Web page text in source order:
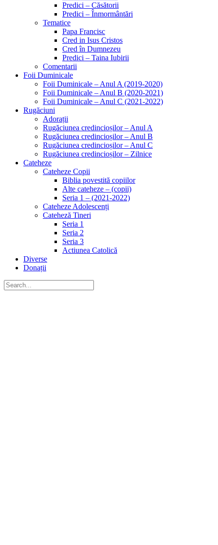
Predici – Căsătorii
Predici – Înmormântări
Tematice
Papa Francisc
Cred in Isus Cristos
Cred în Dumnezeu
Predici – Taina Iubirii
Comentarii
Foii Duminicale
Foii Duminicale – Anul A (2019-2020)
Foii Duminicale – Anul B (2020-2021)
Foii Duminicale – Anul C (2021-2022)
Rugăciuni
Adorații
Rugăciunea credincioșilor – Anul A
Rugăciunea credincioșilor – Anul B
Rugăciunea credincioșilor – Anul C
Rugăciunea credincioșilor – Zilnice
Cateheze
Cateheze Copii
Biblia povestită copiilor
Alte cateheze – (copii)
Seria 1 – (2021-2022)
Cateheze Adolescenți
Cateheză Tineri
Seria 1
Seria 2
Seria 3
Actiunea Catolică
Diverse
Donații